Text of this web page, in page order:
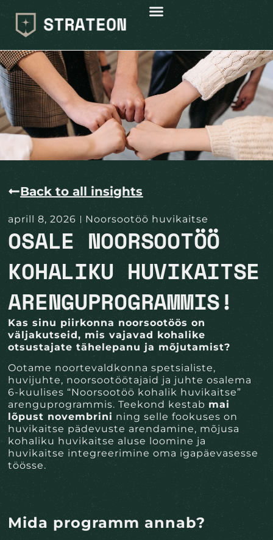
Back to all insights
aprill 8, 2026 Noorsootöö huvikaitse
OSALE NOORSOOTÖÖ
KOHALIKU HUVIKAITSE
ARENGUPROGRAMMIS!
Kas sinu piirkonna noorsootöös on
väljakutseid, mis vajavad kohalike
otsustajate tähelepanu ja mõjutamist?
Ootame noortevaldkonna spetsialiste,
huvijuhte, noorsootöötajaid ja juhte osalema
6-kuulises “Noorsootöö kohalik huvikaitse”
arenguprogrammis. Teekond kestab mai
lõpust novembrini ning selle fookuses on
huvikaitse pädevuste arendamine, mõjusa
kohaliku huvikaitse aluse loomine ja
huvikaitse integreerimine oma igapäevasesse
töösse.
Mida programm annab?